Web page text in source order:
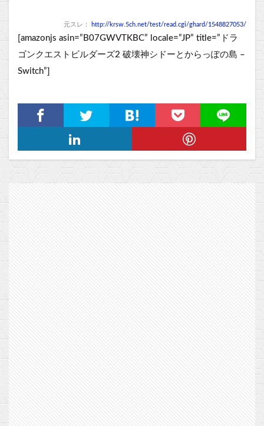
元スレ： http://krsw.5ch.net/test/read.cgi/ghard/1548827053/
[amazonjs asin=”B07GWVTKBC” locale=”JP” title=”ドラ
ゴンクエストビルダーズ2 破壊神シドーとからっぽの島 –
Switch”]